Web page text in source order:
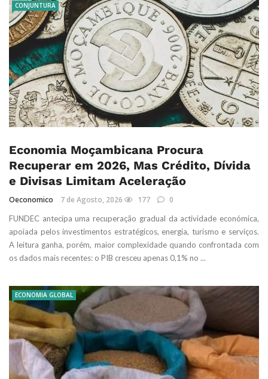
CONJUNTURA
Economia Moçambicana Procura
Recuperar em 2026, Mas Crédito, Dívida
e Divisas Limitam Aceleração
Oeconomico 7 de Agosto, 2026 177 0
FUNDEC antecipa uma recuperação gradual da actividade económica,
apoiada pelos investimentos estratégicos, energia, turismo e serviços.
A leitura ganha, porém, maior complexidade quando confrontada com
os dados mais recentes: o PIB cresceu apenas 0,1% no ...
ECONOMIA GLOBAL